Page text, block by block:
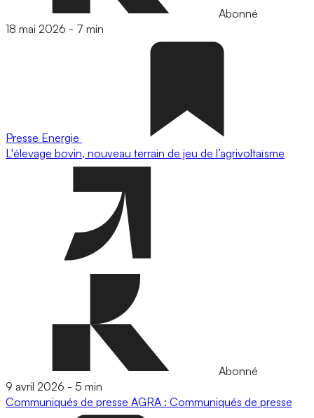
Abonné
18 mai 2026 - 7 min
Presse Energie
L'élevage bovin, nouveau terrain de jeu de l’agrivoltaïsme
Abonné
9 avril 2026 - 5 min
Communiqués de presse AGRA : Communiqués de presse